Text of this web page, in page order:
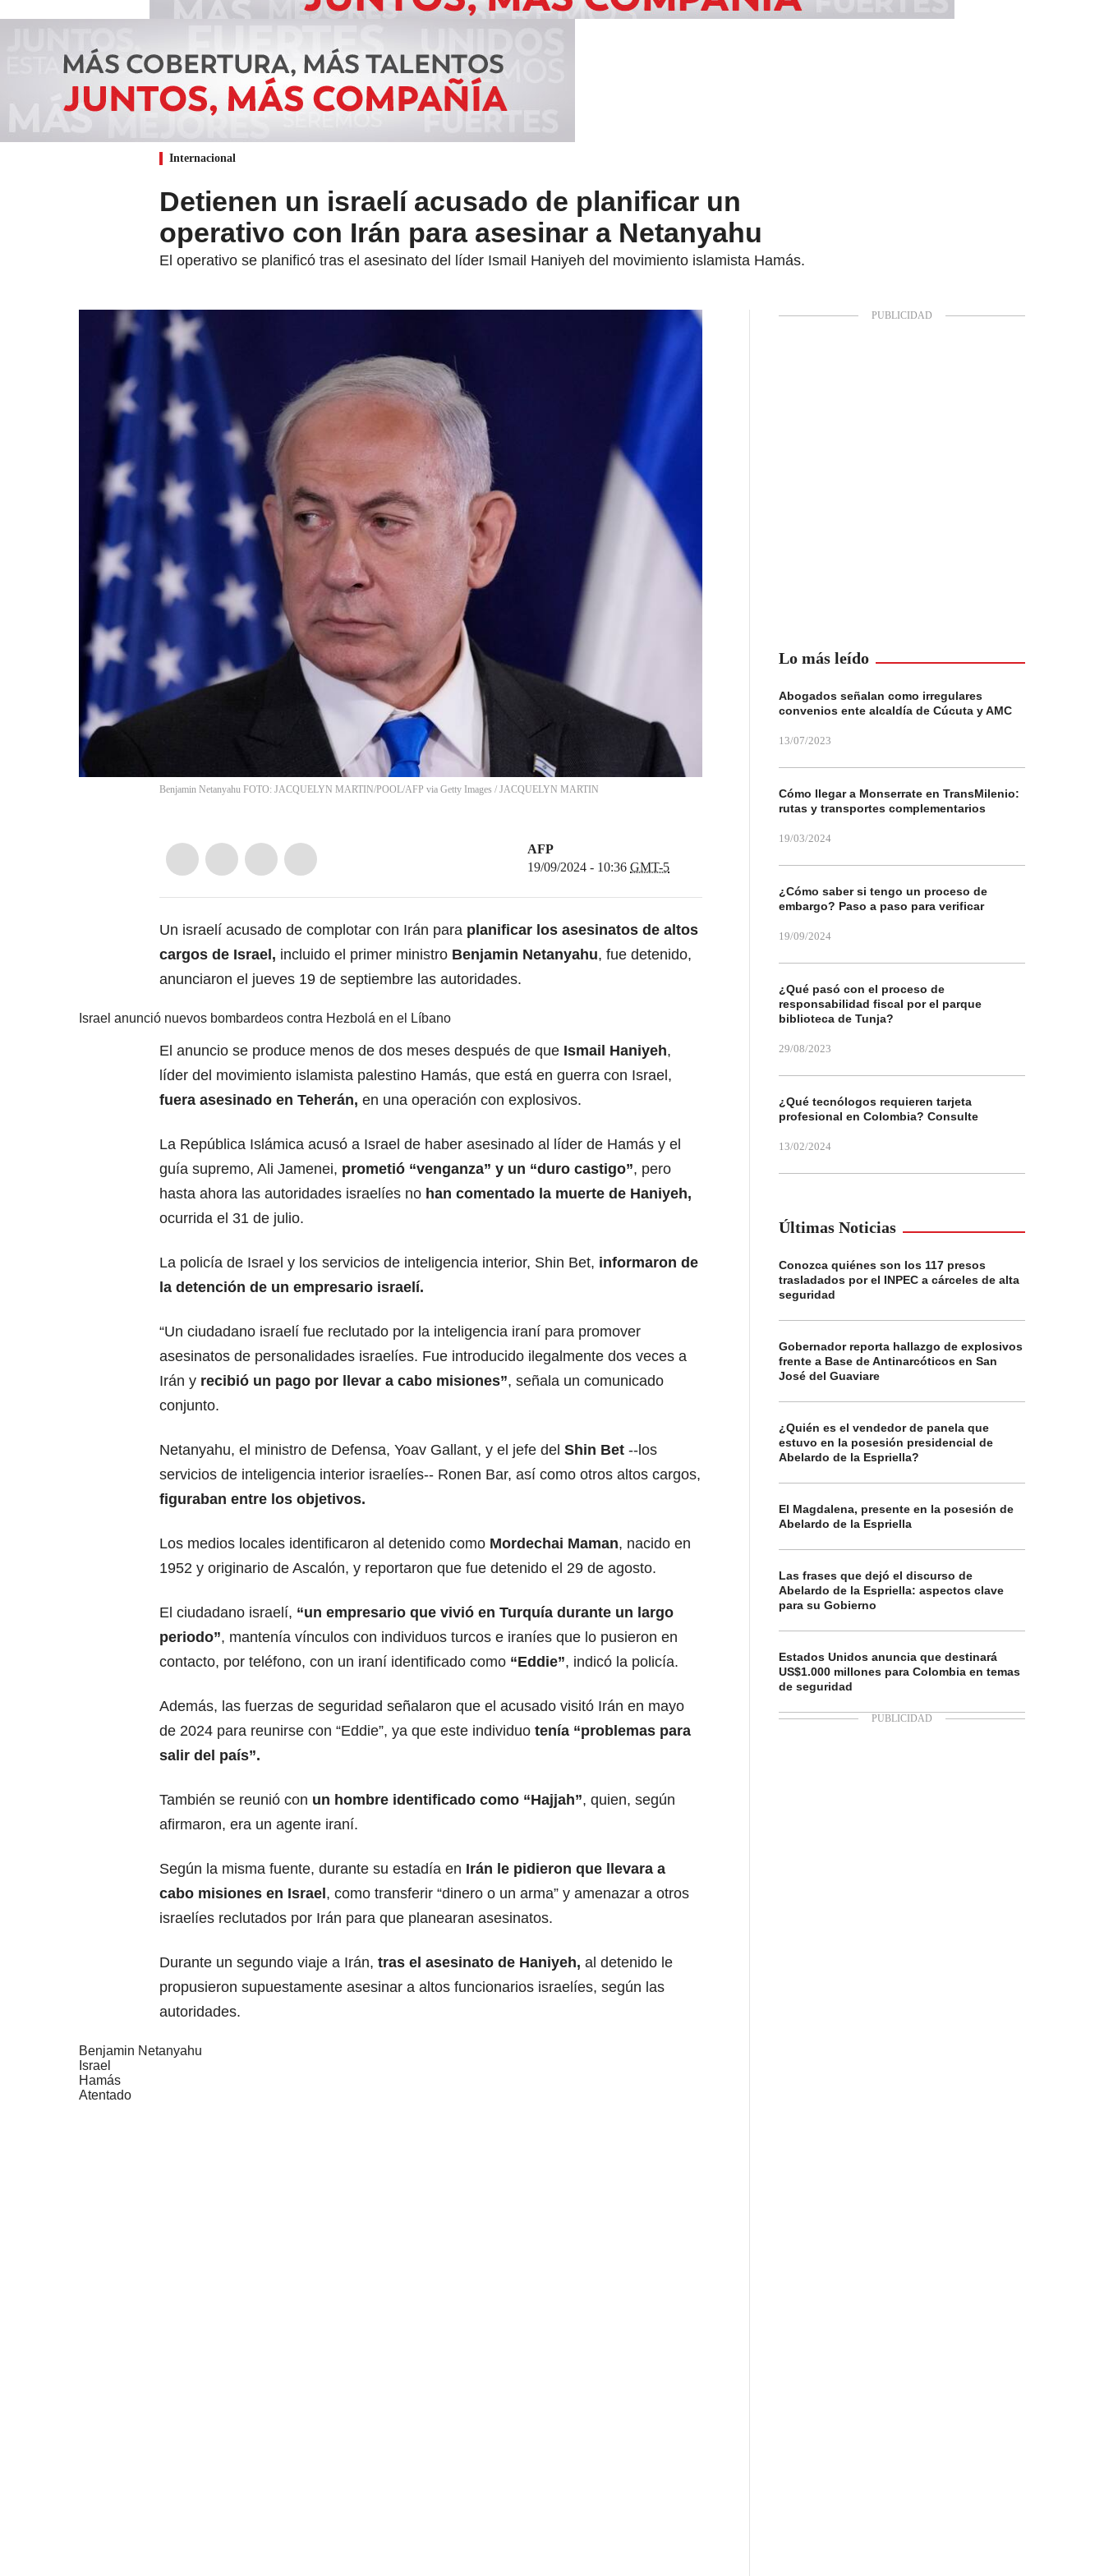
Internacional
Detienen un israelí acusado de planificar un
operativo con Irán para asesinar a Netanyahu
El operativo se planificó tras el asesinato del líder Ismail Haniyeh del movimiento islamista Hamás.
Benjamin Netanyahu FOTO: JACQUELYN MARTIN/POOL/AFP via Getty Images / JACQUELYN MARTIN
AFP
19/09/2024 - 10:36 GMT-5
Un israelí acusado de complotar con Irán para planificar los asesinatos de altos
cargos de Israel, incluido el primer ministro Benjamin Netanyahu, fue detenido,
anunciaron el jueves 19 de septiembre las autoridades.
Israel anunció nuevos bombardeos contra Hezbolá en el Líbano
El anuncio se produce menos de dos meses después de que Ismail Haniyeh,
líder del movimiento islamista palestino Hamás, que está en guerra con Israel,
fuera asesinado en Teherán, en una operación con explosivos.
La República Islámica acusó a Israel de haber asesinado al líder de Hamás y el
guía supremo, Ali Jamenei, prometió “venganza” y un “duro castigo”, pero
hasta ahora las autoridades israelíes no han comentado la muerte de Haniyeh,
ocurrida el 31 de julio.
La policía de Israel y los servicios de inteligencia interior, Shin Bet, informaron de
la detención de un empresario israelí.
“Un ciudadano israelí fue reclutado por la inteligencia iraní para promover
asesinatos de personalidades israelíes. Fue introducido ilegalmente dos veces a
Irán y recibió un pago por llevar a cabo misiones”, señala un comunicado
conjunto.
Netanyahu, el ministro de Defensa, Yoav Gallant, y el jefe del Shin Bet --los
servicios de inteligencia interior israelíes-- Ronen Bar, así como otros altos cargos,
figuraban entre los objetivos.
Los medios locales identificaron al detenido como Mordechai Maman, nacido en
1952 y originario de Ascalón, y reportaron que fue detenido el 29 de agosto.
El ciudadano israelí, “un empresario que vivió en Turquía durante un largo
periodo”, mantenía vínculos con individuos turcos e iraníes que lo pusieron en
contacto, por teléfono, con un iraní identificado como “Eddie”, indicó la policía.
Además, las fuerzas de seguridad señalaron que el acusado visitó Irán en mayo
de 2024 para reunirse con “Eddie”, ya que este individuo tenía “problemas para
salir del país”.
También se reunió con un hombre identificado como “Hajjah”, quien, según
afirmaron, era un agente iraní.
Según la misma fuente, durante su estadía en Irán le pidieron que llevara a
cabo misiones en Israel , como transferir “dinero o un arma” y amenazar a otros
israelíes reclutados por Irán para que planearan asesinatos.
Durante un segundo viaje a Irán, tras el asesinato de Haniyeh, al detenido le
propusieron supuestamente asesinar a altos funcionarios israelíes, según las
autoridades.
Benjamin Netanyahu
Israel
Hamás
Atentado
Lo más leído
Abogados señalan como irregulares
convenios ente alcaldía de Cúcuta y AMC
13/07/2023
Cómo llegar a Monserrate en TransMilenio:
rutas y transportes complementarios
19/03/2024
¿Cómo saber si tengo un proceso de
embargo? Paso a paso para verificar
19/09/2024
¿Qué pasó con el proceso de
responsabilidad fiscal por el parque
biblioteca de Tunja?
29/08/2023
¿Qué tecnólogos requieren tarjeta
profesional en Colombia? Consulte
13/02/2024
Últimas Noticias
Conozca quiénes son los 117 presos
trasladados por el INPEC a cárceles de alta
seguridad
Gobernador reporta hallazgo de explosivos
frente a Base de Antinarcóticos en San
José del Guaviare
¿Quién es el vendedor de panela que
estuvo en la posesión presidencial de
Abelardo de la Espriella?
El Magdalena, presente en la posesión de
Abelardo de la Espriella
Las frases que dejó el discurso de
Abelardo de la Espriella: aspectos clave
para su Gobierno
Estados Unidos anuncia que destinará
US$1.000 millones para Colombia en temas
de seguridad